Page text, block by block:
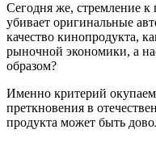
Сегодня же, стремление
убивает оригинальные
качество кинопродукта,
рыночной экономики, а
образом?
Именно критерий
преткновения в
продукта может быть